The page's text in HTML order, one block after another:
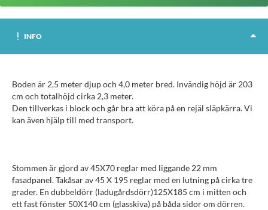
INFO
Boden är 2,5 meter djup och 4,0 meter bred. Invändig höjd är 203
cm och totalhöjd cirka 2,3 meter.
Den tillverkas i block och går bra att köra på en rejäl släpkärra. Vi
kan även hjälp till med transport.
Stommen är gjord av 45X70 reglar med liggande 22 mm
fasadpanel. Takåsar av 45 X 195 reglar med en lutning på cirka tre
grader. En dubbeldörr (ladugårdsdörr)125X185 cm i mitten och
ett fast fönster 50X140 cm (glasskiva) på båda sidor om dörren.